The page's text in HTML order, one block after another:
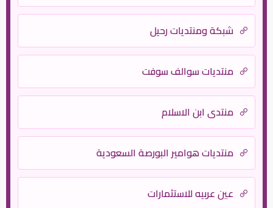
شبكة ومنتديات رحيل
منتديات سوالف سوفت
منتدي ابن الاسلام
منتديات هوامير البورصة السعودية
عين عربيه للاستثمارات